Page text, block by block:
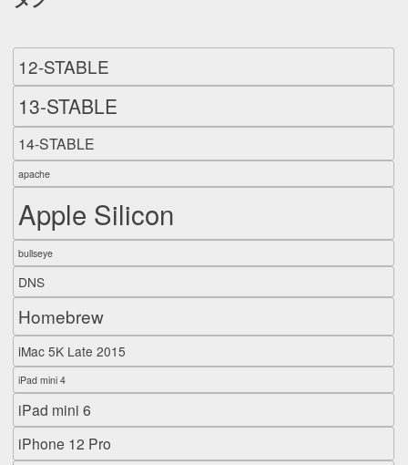
12-STABLE
13-STABLE
14-STABLE
apache
Apple Silicon
bullseye
DNS
Homebrew
iMac 5K Late 2015
iPad mini 4
iPad mini 6
iPhone 12 Pro